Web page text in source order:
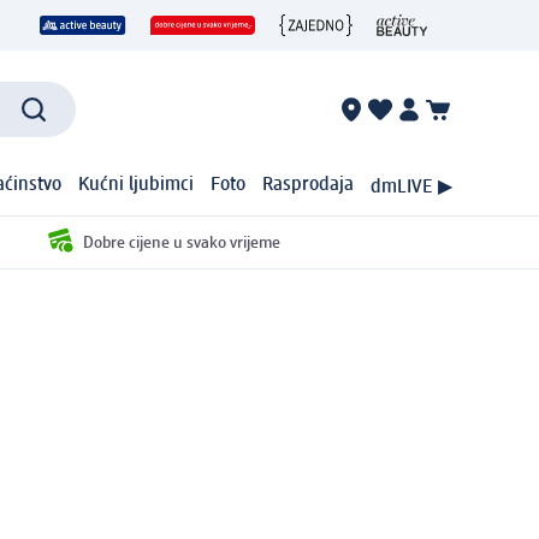
Kućni ljubimci Foto Rasprodaja dmLIVE ▶
Dobre cijene u svako vrijeme